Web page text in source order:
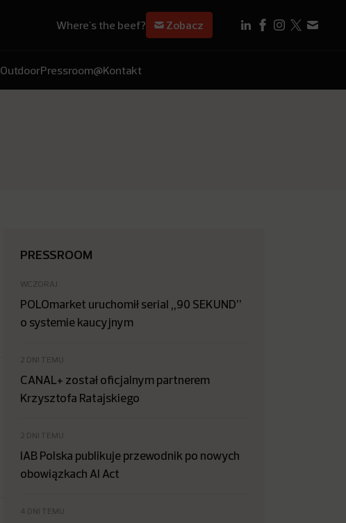
Where's the beef? Zobacz
OutdoorPressroom@Kontakt
PRESSROOM
WCZORAJ
POLOmarket uruchomił serial „90 SEKUND”
o systemie kaucyjnym
2 DNI TEMU
CANAL+ został oficjalnym partnerem
Krzysztofa Ratajskiego
2 DNI TEMU
IAB Polska publikuje przewodnik po nowych
obowiązkach AI Act
4 DNI TEMU